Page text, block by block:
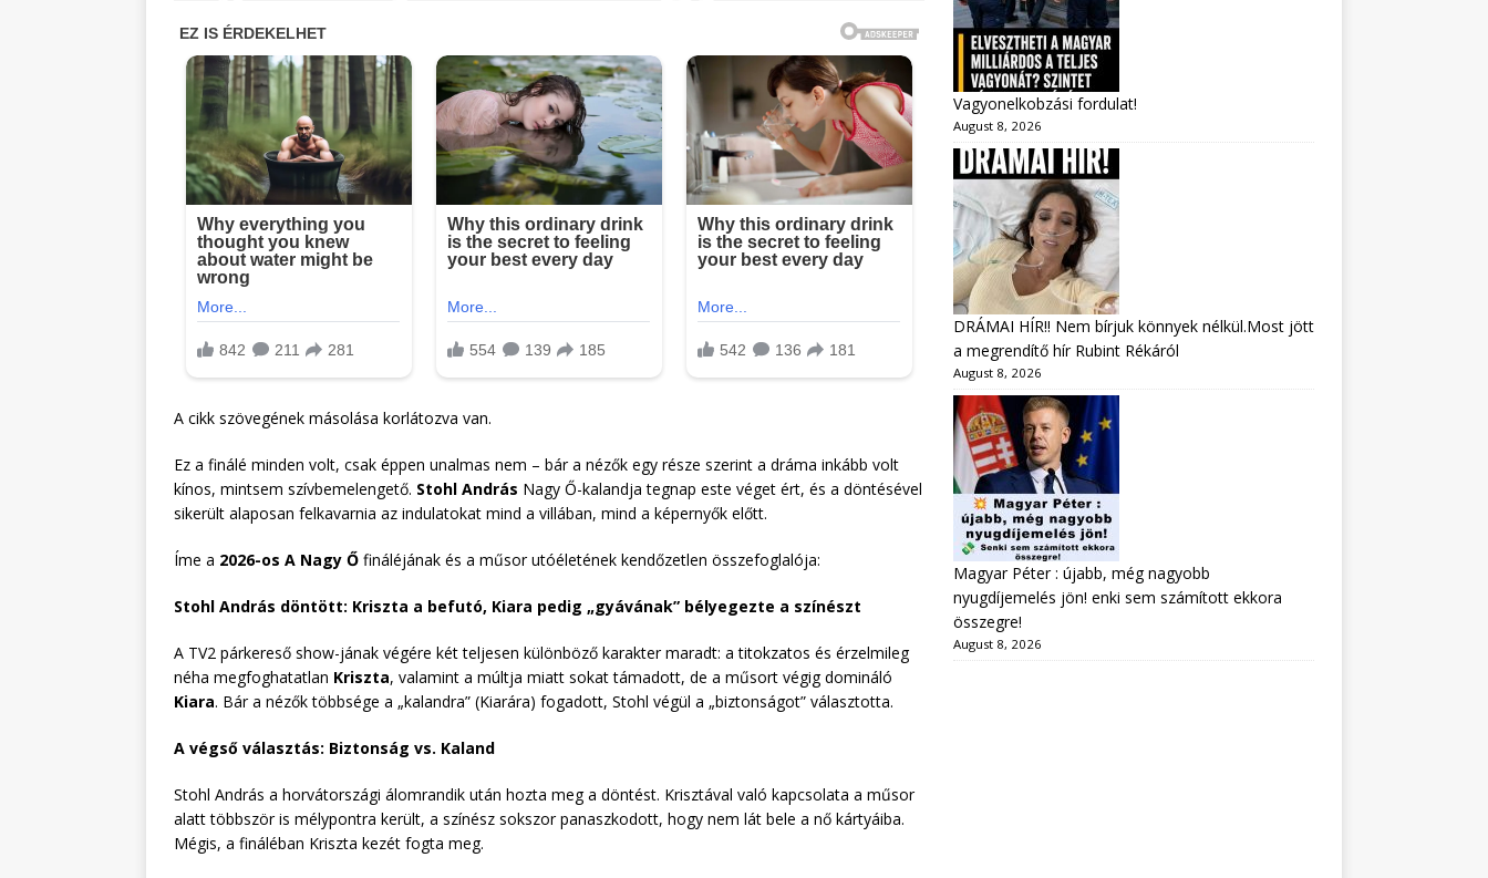
A cikk szövegének másolása korlátozva van.
Ez a finálé minden volt, csak éppen unalmas nem – bár a nézők egy része szerint a dráma inkább volt
kínos, mintsem szívbemelengető. Stohl András Nagy Ő-kalandja tegnap este véget ért, és a döntésével
sikerült alaposan felkavarnia az indulatokat mind a villában, mind a képernyők előtt.
Íme a 2026-os A Nagy Ő fináléjának és a műsor utóéletének kendőzetlen összefoglalója:
Stohl András döntött: Kriszta a befutó, Kiara pedig „gyávának” bélyegezte a színészt
A TV2 párkereső show-jának végére két teljesen különböző karakter maradt: a titokzatos és érzelmileg
néha megfoghatatlan Kriszta, valamint a múltja miatt sokat támadott, de a műsort végig domináló
Kiara. Bár a nézők többsége a „kalandra” (Kiarára) fogadott, Stohl végül a „biztonságot” választotta.
A végső választás: Biztonság vs. Kaland
Stohl András a horvátországi álomrandik után hozta meg a döntést. Krisztával való kapcsolata a műsor
alatt többször is mélypontra került, a színész sokszor panaszkodott, hogy nem lát bele a nő kártyáiba.
Mégis, a fináléban Kriszta kezét fogta meg.
Vagyonelkobzási fordulat!
August 8, 2026
DRÁMAI HÍR!! Nem bírjuk könnyek nélkül.Most jött
a megrendítő hír Rubint Rékáról
August 8, 2026
Magyar Péter : újabb, még nagyobb
nyugdíjemelés jön! enki sem számított ekkora
összegre!
August 8, 2026